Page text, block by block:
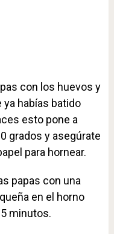
con los huevos y
habías batido
esto pone a
grados y asegúrate
para hornear.
papas con una
en el horno
minutos.